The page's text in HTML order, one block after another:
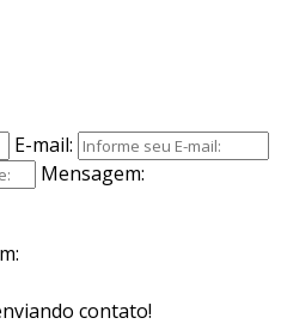
E-mail:
Mensagem: